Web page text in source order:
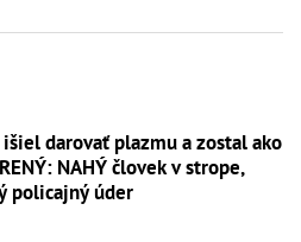
darovať plazmu a zostal ako
NAHÝ človek v strope,
policajný úder